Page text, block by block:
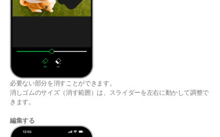
必要ない部分を消すことができます。
消しゴムのサイズ（消す範囲）は、スライダーを左右に動かして調整で
きます。
編集する